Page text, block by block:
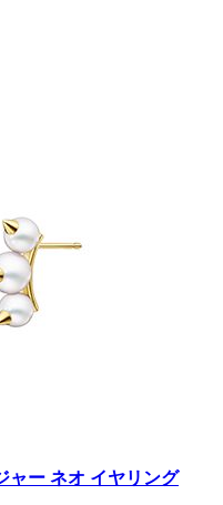
ャー ネオ イヤリング